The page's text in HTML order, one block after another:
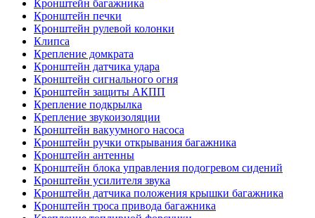
Кронштейн багажника
Кронштейн печки
Кронштейн рулевой колонки
Клипса
Крепление домкрата
Кронштейн датчика удара
Кронштейн сигнального огня
Кронштейн защиты АКПП
Крепление подкрылка
Крепление звукоизоляции
Кронштейн вакуумного насоса
Кронштейн ручки открывания багажника
Кронштейн антенны
Кронштейн блока управления подогревом сидений
Кронштейн усилителя звука
Кронштейн датчика положения крышки багажника
Кронштейн троса привода багажника